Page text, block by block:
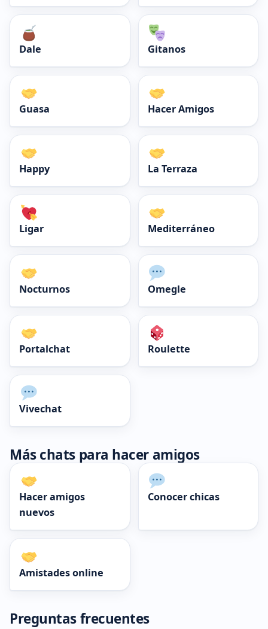
Dale Gitanos
Guasa Hacer Amigos
Happy La Terraza
Ligar Mediterráneo
Nocturnos Omegle
Portalchat Roulette
Vivechat
Más chats para hacer amigos
Hacer amigos
nuevos
Conocer chicas
Amistades online
Preguntas frecuentes